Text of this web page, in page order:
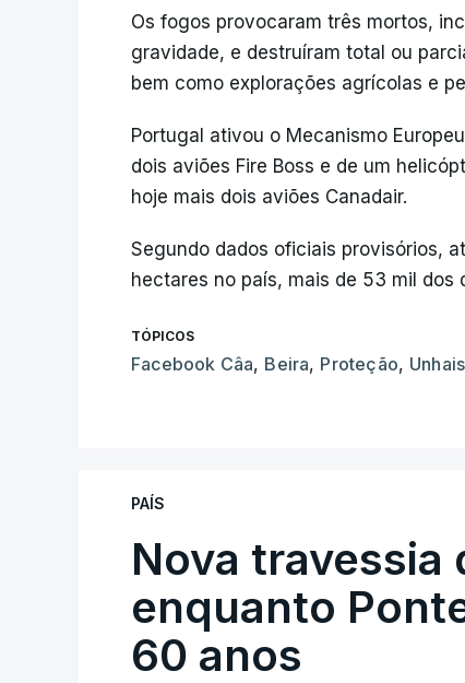
Os fogos provocaram três mortos,
gravidade, e destruíram total ou
bem como explorações agrícolas e
Portugal ativou o Mecanismo
dois aviões Fire Boss e de um
hoje mais dois aviões Canadair.
Segundo dados oficiais provisórios,
hectares no país, mais de 53 mil
TÓPICOS
Facebook Câa, Beira, Proteção, Unhais
PAÍS
Nova travessia
enquanto
60 anos